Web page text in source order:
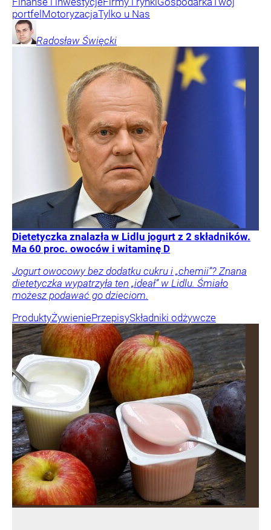
portfelMotoryzacjaTylko u Nas
Radosław Święcki
Dietetyczka znalazła w Lidlu jogurt z 2 składników.
Ma 60 proc. owoców i witaminę D
Jogurt owocowy bez dodatku cukru i „chemii”? Znana
dietetyczka wypatrzyła ten „ideał” w Lidlu. Śmiało
możesz podawać go dzieciom.
ProduktyŻywieniePrzepisySkładniki odżywcze